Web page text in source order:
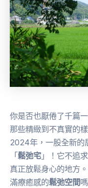
你是否也厭倦了千篇
那些精緻到不真實的
2024年，一股全新
「 鬆弛宅 」！它不追
真正放鬆身心的地方
滿療癒感的鬆弛空間